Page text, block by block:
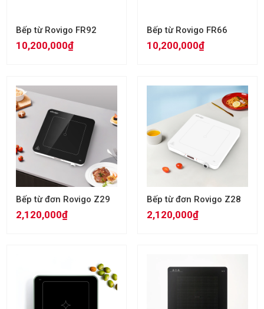
Bếp từ Rovigo FR92
10,200,000₫
Bếp từ Rovigo FR66
10,200,000₫
Bếp từ đơn Rovigo Z29
2,120,000₫
Bếp từ đơn Rovigo Z28
2,120,000₫